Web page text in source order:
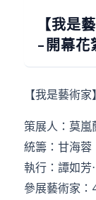
【我是
–開幕花
【我是藝術
策展人：莫嵐
統籌：甘海蓉
執行：譚如芳
參展藝術家